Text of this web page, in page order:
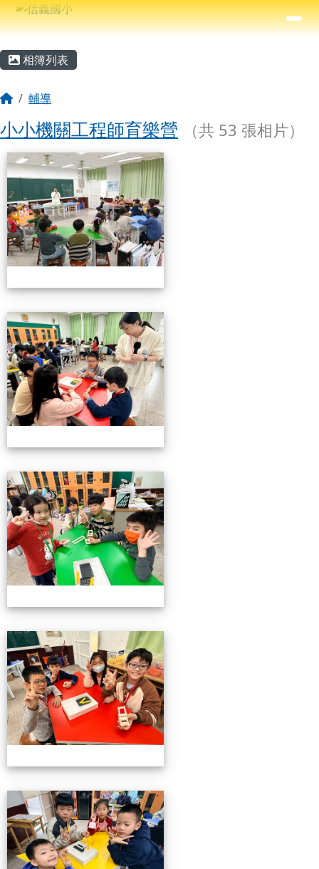
跳至主內容區
信義國小
⏸
導覽列
主內容區域
相簿列表
回首頁
輔導
小小機關工程師育樂營 （共 53 張相片）
相簿列表 小小機關工程師育樂營
小小機關工程師育樂營
小小機關工程師育樂營
頁尾區域